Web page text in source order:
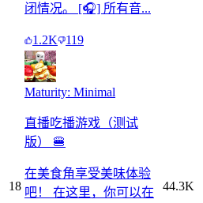
闭情况。 [🎧] 所有音...
1.2K 119
18
Maturity: Minimal
直播吃播游戏（测试
版） 🍔
在美食角享受美味体验
吧！ 在这里，你可以在
44.3K